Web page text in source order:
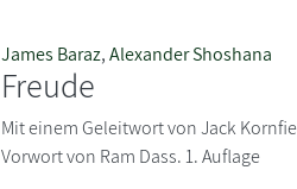
James Baraz,Alexander Shoshana
Freude
Mit einem Geleitwort von Jack
Vorwort von Ram Dass. 1. Auflage